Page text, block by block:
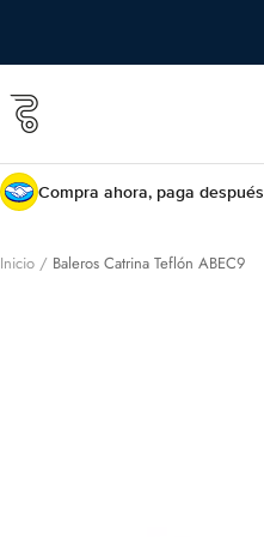
contenido
Roll
Roll
shop Compra ahora, paga después
Inicio Baleros Catrina Teflón ABEC9